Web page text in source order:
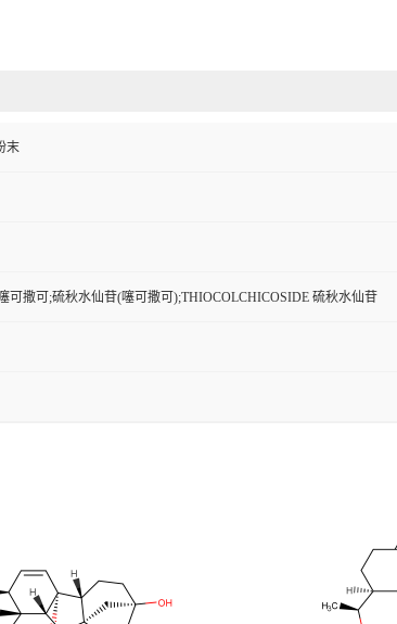
末
可撒可;硫秋水仙苷(噻可撒可);THIOCOLCHICOSIDE 硫秋水仙苷